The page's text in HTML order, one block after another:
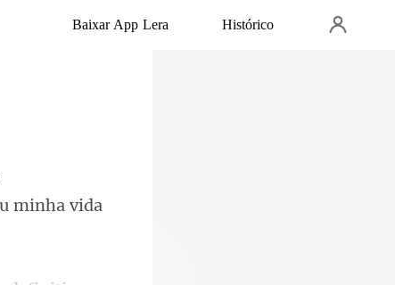
Baixar App Lera Histórico